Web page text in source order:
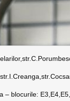
– blocurile: